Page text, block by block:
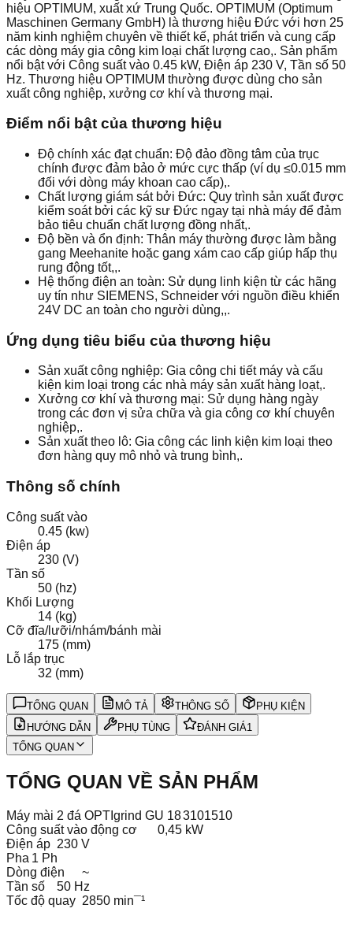
hiệu OPTIMUM, xuất xứ Trung Quốc. OPTIMUM (Optimum
Maschinen Germany GmbH) là thương hiệu Đức với hơn 25
năm kinh nghiệm chuyên về thiết kế, phát triển và cung cấp
các dòng máy gia công kim loại chất lượng cao,. Sản phẩm
nổi bật với Công suất vào 0.45 kW, Điện áp 230 V, Tần số 50
Hz. Thương hiệu OPTIMUM thường được dùng cho sản
xuất công nghiệp, xưởng cơ khí và thương mại.
Điểm nổi bật của thương hiệu
Độ chính xác đạt chuẩn: Độ đảo đồng tâm của trục
chính được đảm bảo ở mức cực thấp (ví dụ ≤0.015 mm
đối với dòng máy khoan cao cấp),.
Chất lượng giám sát bởi Đức: Quy trình sản xuất được
kiểm soát bởi các kỹ sư Đức ngay tại nhà máy để đảm
bảo tiêu chuẩn chất lượng đồng nhất,.
Độ bền và ổn định: Thân máy thường được làm bằng
gang Meehanite hoặc gang xám cao cấp giúp hấp thụ
rung động tốt,,.
Hệ thống điện an toàn: Sử dụng linh kiện từ các hãng
uy tín như SIEMENS, Schneider với nguồn điều khiển
24V DC an toàn cho người dùng,,.
Ứng dụng tiêu biểu của thương hiệu
Sản xuất công nghiệp: Gia công chi tiết máy và cấu
kiện kim loại trong các nhà máy sản xuất hàng loạt,.
Xưởng cơ khí và thương mại: Sử dụng hàng ngày
trong các đơn vị sửa chữa và gia công cơ khí chuyên
nghiệp,.
Sản xuất theo lô: Gia công các linh kiện kim loại theo
đơn hàng quy mô nhỏ và trung bình,.
Thông số chính
Công suất vào
0.45 (kw)
Điện áp
230 (V)
Tần số
50 (hz)
Khối Lượng
14 (kg)
Cỡ đĩa/lưỡi/nhám/bánh mài
175 (mm)
Lỗ lắp trục
32 (mm)
TỔNG QUAN MÔ TẢ THÔNG SỐ
PHỤ KIỆN
HƯỚNG DẪN
PHỤ TÙNG ĐÁNH GIÁ1
TỔNG QUAN
TỔNG QUAN VỀ SẢN PHẨM
Máy mài 2 đá OPTIgrind GU 183101510
Công suất vào động cơ
0,45 kW
Điện áp 230 V
Pha 1 Ph
Dòng điện
~
Tần số
50 Hz
Tốc độ quay 2850 min¯¹